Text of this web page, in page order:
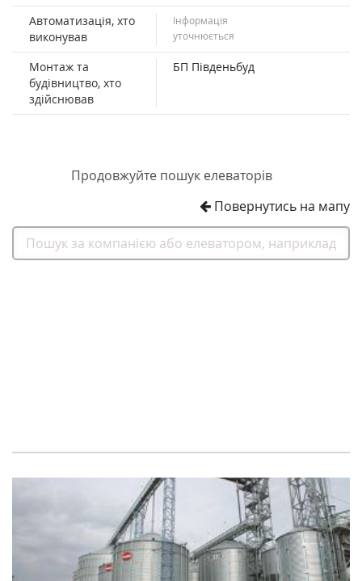
Автоматизація, хто
виконував
Інформація
уточнюється
Монтаж та
будівництво, хто
здійснював
БП Південьбуд
Продовжуйте пошук елеваторів
Повернутись на мапу